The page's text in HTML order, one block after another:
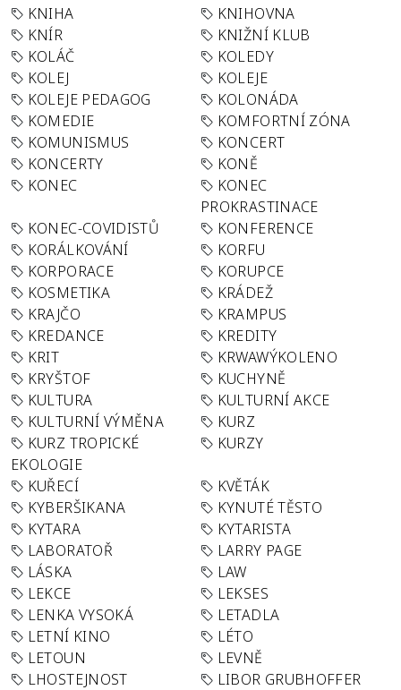
KNIHA
KNIHOVNA
KNÍR
KNIŽNÍ KLUB
KOLÁČ
KOLEDY
KOLEJ
KOLEJE
KOLEJE PEDAGOG
KOLONÁDA
KOMEDIE
KOMFORTNÍ ZÓNA
KOMUNISMUS
KONCERT
KONCERTY
KONĚ
KONEC
KONEC
PROKRASTINACE
KONEC-COVIDISTŮ
KONFERENCE
KORÁLKOVÁNÍ
KORFU
KORPORACE
KORUPCE
KOSMETIKA
KRÁDEŽ
KRAJČO
KRAMPUS
KREDANCE
KREDITY
KRIT
KRWAWÝKOLENO
KRYŠTOF
KUCHYNĚ
KULTURA
KULTURNÍ AKCE
KULTURNÍ VÝMĚNA
KURZ
KURZ TROPICKÉ
EKOLOGIE
KURZY
KUŘECÍ
KVĚTÁK
KYBERŠIKANA
KYNUTÉ TĚSTO
KYTARA
KYTARISTA
LABORATOŘ
LARRY PAGE
LÁSKA
LAW
LEKCE
LEKSES
LENKA VYSOKÁ
LETADLA
LETNÍ KINO
LÉTO
LETOUN
LEVNĚ
LHOSTEJNOST
LIBOR GRUBHOFFER